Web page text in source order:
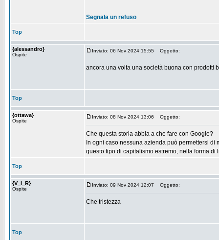
Segnala un refuso
Top
{alessandro}
Ospite
Inviato: 06 Nov 2024 15:55 Oggetto:
ancora una volta una società buona con prodotti
Top
{ottawa}
Ospite
Inviato: 08 Nov 2024 13:06 Oggetto:
Che questa storia abbia a che fare con Google?
In ogni caso nessuna azienda può permettersi
questo tipo di capitalismo estremo, nella forma di
Top
{V_i_R}
Ospite
Inviato: 09 Nov 2024 12:07 Oggetto:
Che tristezza
Top